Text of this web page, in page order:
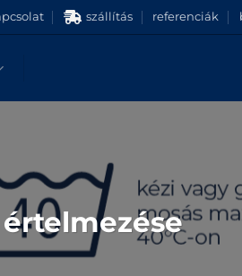
szállítás referenciák